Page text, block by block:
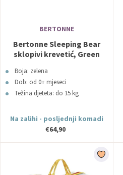
BERTONNE
Bertonne Sleeping Bear
sklopivi krevetić, Green
Boja: zelena
Dob: od 0+ mjeseci
Težina djeteta: do 15 kg
Na zalihi - posljednji komadi
€64,90